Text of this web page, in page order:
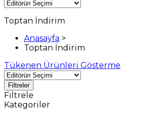
Toptan İndirim
Anasayfa >
Toptan İndirim
Tükenen Ürünleri Gösterme
Filtreler
Filtrele
Kategoriler